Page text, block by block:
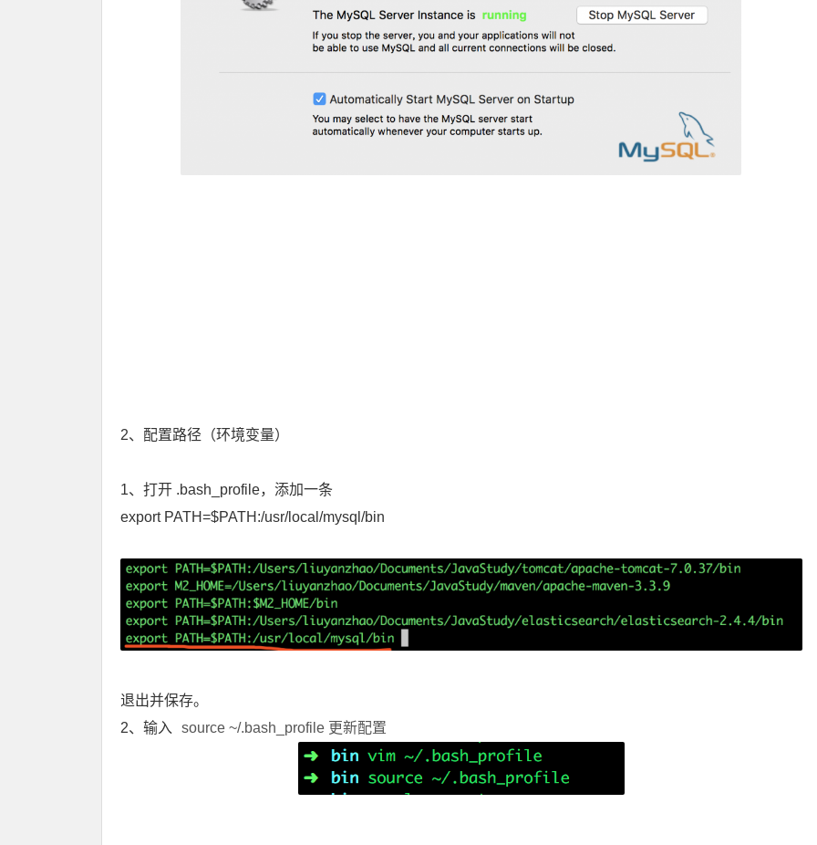
2、配置路径（环境变量）
1、打开 .bash_profile，添加一条
export PATH=$PATH:/usr/local/mysql/bin
退出并保存。
2、输入
source ~/.bash_profile 更新配置